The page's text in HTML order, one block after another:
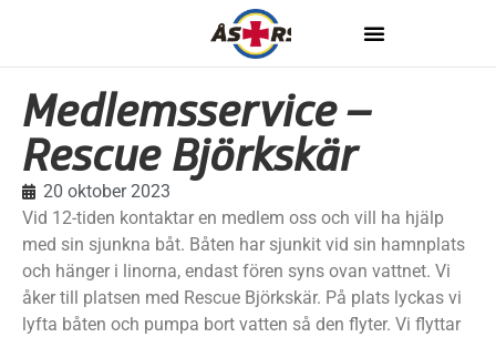
Medlemsservice –
Rescue Björkskär
20 oktober 2023
Vid 12-tiden kontaktar en medlem oss och vill ha hjälp
med sin sjunkna båt. Båten har sjunkit vid sin hamnplats
och hänger i linorna, endast fören syns ovan vattnet. Vi
åker till platsen med Rescue Björkskär. På plats lyckas vi
lyfta båten och pumpa bort vatten så den flyter. Vi flyttar